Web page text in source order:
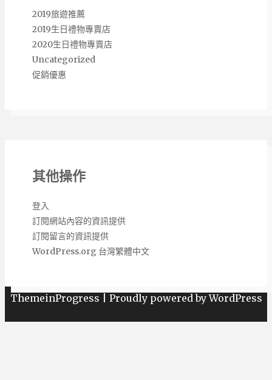
2019旅遊推薦
2019生日禮物專賣店
2020生日禮物專賣店
Uncategorized
促銷優惠
其他操作
登入
訂閱網站內容的資訊提供
訂閱留言的資訊提供
WordPress.org 台灣繁體中文
ThemeinProgress
Proudly powered by WordPress